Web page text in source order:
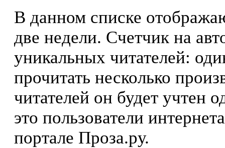
В данном списке
две недели. Счетчик на
уникальных читателей:
прочитать несколько
читателей он будет учтен
это пользователи
портале Проза.ру.